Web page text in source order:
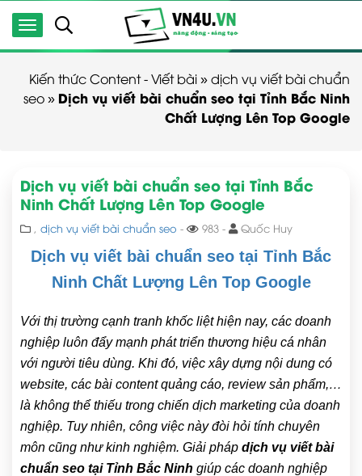
Kiến thức Content - Viết bài»dịch vụ viết bài chuẩn
seo» Dịch vụ viết bài chuẩn seo tại Tỉnh Bắc Ninh
Chất Lượng Lên Top Google
Dịch vụ viết bài chuẩn seo tại Tỉnh Bắc
Ninh Chất Lượng Lên Top Google
, dịch vụ viết bài chuẩn seo - 983 - Quốc Huy
Dịch vụ viết bài chuẩn seo tại Tỉnh Bắc
Ninh Chất Lượng Lên Top Google
Với thị trường cạnh tranh khốc liệt hiện nay, các doanh
nghiệp luôn đẩy mạnh phát triển thương hiệu cá nhân
với người tiêu dùng. Khi đó, việc xây dựng nội dung có
website, các bài content quảng cáo, review sản phẩm,…
là không thể thiếu trong chiến dịch marketing của doanh
nghiệp. Tuy nhiên, công việc này đòi hỏi tính chuyên
môn cũng như kinh nghiệm. Giải pháp dịch vụ viết bài
chuẩn seo tại Tỉnh Bắc Ninh giúp các doanh nghiệp